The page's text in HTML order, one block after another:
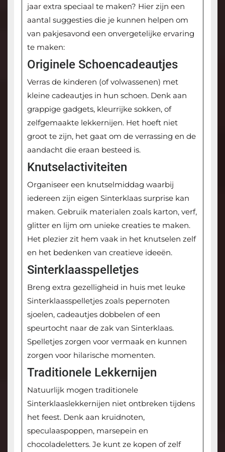
jaar extra speciaal te maken? Hier zijn een
aantal suggesties die je kunnen helpen om
van pakjesavond een onvergetelijke ervaring
te maken:
Originele Schoencadeautjes
Verras de kinderen (of volwassenen) met
kleine cadeautjes in hun schoen. Denk aan
grappige gadgets, kleurrijke sokken, of
zelfgemaakte lekkernijen. Het hoeft niet
groot te zijn, het gaat om de verrassing en de
aandacht die eraan besteed is.
Knutselactiviteiten
Organiseer een knutselmiddag waarbij
iedereen zijn eigen Sinterklaas surprise kan
maken. Gebruik materialen zoals karton, verf,
glitter en lijm om unieke creaties te maken.
Het plezier zit hem vaak in het knutselen zelf
en het bedenken van creatieve ideeën.
Sinterklaasspelletjes
Breng extra gezelligheid in huis met leuke
Sinterklaasspelletjes zoals pepernoten
sjoelen, cadeautjes dobbelen of een
speurtocht naar de zak van Sinterklaas.
Spelletjes zorgen voor vermaak en kunnen
zorgen voor hilarische momenten.
Traditionele Lekkernijen
Natuurlijk mogen traditionele
Sinterklaaslekkernijen niet ontbreken tijdens
het feest. Denk aan kruidnoten,
speculaaspoppen, marsepein en
chocoladeletters. Je kunt ze kopen of zelf